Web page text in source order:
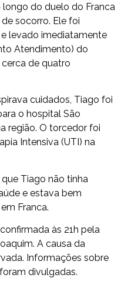
do duelo do Franca
socorro. Ele foi
levado imediatamente
Atendimento) do
de quatro
cuidados, Tiago foi
o hospital São
região. O torcedor foi
Intensiva (UTI) na
Tiago não tinha
e estava bem
Franca.
às 21h pela
A causa da
Informações sobre
divulgadas.